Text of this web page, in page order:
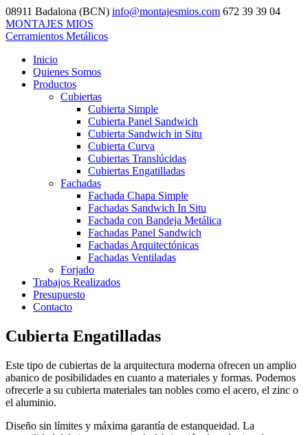
08911 Badalona (BCN) info@montajesmios.com 672 39 39 04
MONTAJES MIOS
Cerramientos Metálicos
Inicio
Quienes Somos
Productos
Cubiertas
Cubierta Simple
Cubierta Panel Sandwich
Cubierta Sandwich in Situ
Cubierta Curva
Cubiertas Translúcidas
Cubiertas Engatilladas
Fachadas
Fachada Chapa Simple
Fachadas Sandwich In Situ
Fachada con Bandeja Metálica
Fachadas Panel Sandwich
Fachadas Arquitectónicas
Fachadas Ventiladas
Forjado
Trabajos Realizados
Presupuesto
Contacto
Cubierta Engatilladas
Este tipo de cubiertas de la arquitectura moderna ofrecen un amplio
abanico de posibilidades en cuanto a materiales y formas. Podemos
ofrecerle a su cubierta materiales tan nobles como el acero, el zinc o
el aluminio.
Diseño sin límites y máxima garantía de estanqueidad. La